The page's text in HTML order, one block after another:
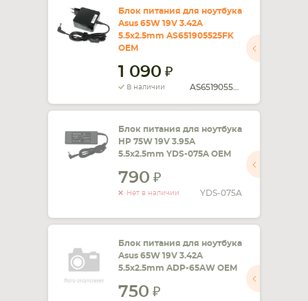
Блок питания для ноутбука
Asus 65W 19V 3.42A
5.5x2.5mm AS651905525FK
OEM
1 090
В наличии
Блок питания для ноутбука
HP 75W 19V 3.95A
5.5x2.5mm YDS-075A OEM
790
Нет в наличии YDS-075A
Блок питания для ноутбука
Asus 65W 19V 3.42A
5.5x2.5mm ADP-65AW OEM
750